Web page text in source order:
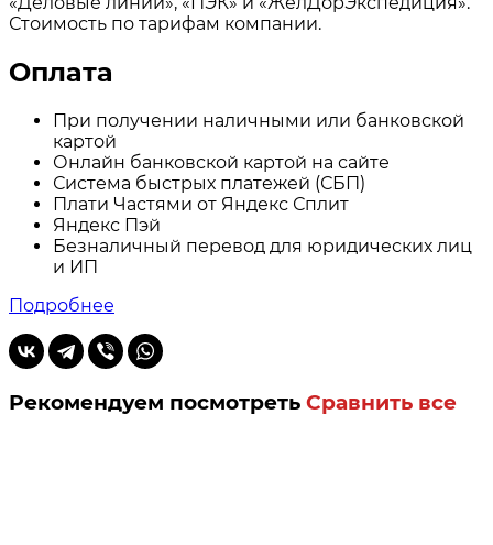
Стоимость по тарифам компании.
Оплата
При получении наличными или банковской
картой
Онлайн банковской картой на сайте
Система быстрых платежей (СБП)
Плати Частями от Яндекс Сплит
Яндекс Пэй
Безналичный перевод для юридических лиц
и ИП
Подробнее
Рекомендуем посмотреть Сравнить все